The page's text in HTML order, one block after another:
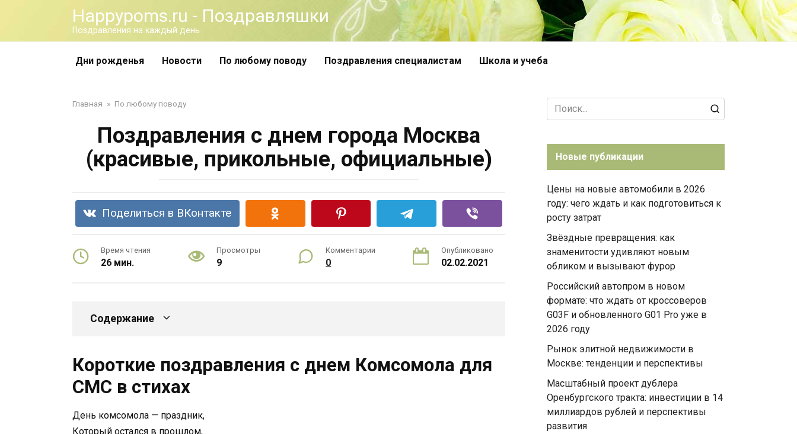
Happypoms.ru - Поздравляшки
Поздравления на каждый день
Дни рожденья Новости По любому поводу Поздравления специалистам Школа и учеба
Главная » По любому поводу
Поздравления с днем города Москва
(красивые, прикольные, официальные)
Поделиться в ВКонтакте
Время чтения
26 мин.
Просмотры
9
Комментарии
0
Опубликовано
02.02.2021
Содержание
Короткие поздравления с днем Комсомола для
СМС в стихах
День комсомола — праздник,
Который остался в прошлом,
Search
for:
Новые публикации
Цены на новые автомобили в 2026
году: чего ждать и как подготовиться к
росту затрат
Звёздные превращения: как
знаменитости удивляют новым
обликом и вызывают фурор
Российский автопром в новом
формате: что ждать от кроссоверов
G03F и обновленного G01 Pro уже в
2026 году
Рынок элитной недвижимости в
Москве: тенденции и перспективы
Масштабный проект дублера
Оренбургского тракта: инвестиции в 14
миллиардов рублей и перспективы
развития